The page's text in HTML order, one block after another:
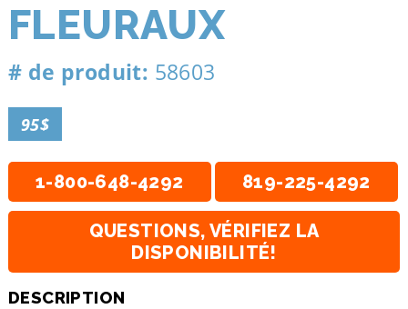
FLEURAUX
# de produit: 58603
95$
1-800-648-4292 819-225-4292
QUESTIONS, VÉRIFIEZ LA
DISPONIBILITÉ!
DESCRIPTION